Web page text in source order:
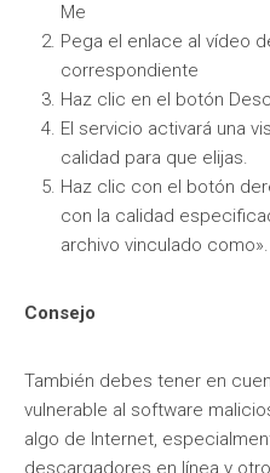
Me
Pega el enlace al vídeo
correspondiente
Haz clic en el botón
El servicio activará una
calidad para que elijas.
Haz clic con el botón
con la calidad
archivo vinculado como».
Consejo
También debes tener en
vulnerable al software
algo de Internet,
descargadores en línea y